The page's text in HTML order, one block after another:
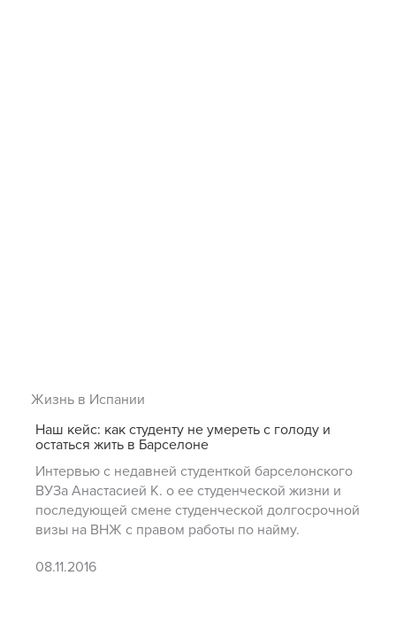
Жизнь в Испании
Наш кейс: как студенту не умереть с голоду и
остаться жить в Барселоне
Интервью с недавней студенткой барселонского
ВУЗа Анастасией К. о ее студенческой жизни и
последующей смене студенческой долгосрочной
визы на ВНЖ с правом работы по найму.
08.11.2016